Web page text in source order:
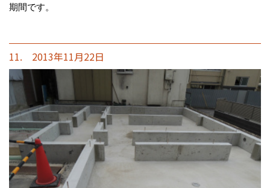
期間です。
11. 2013年11月22日